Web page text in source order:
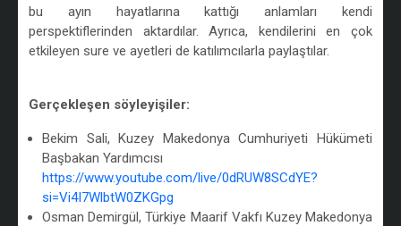
bu ayın hayatlarına kattığı anlamları kendi
perspektiflerinden aktardılar. Ayrıca, kendilerini en çok
etkileyen sure ve ayetleri de katılımcılarla paylaştılar.
Gerçekleşen söyleyişiler:
Bekim Sali, Kuzey Makedonya Cumhuriyeti Hükümeti
Başbakan Yardımcısı
https://www.youtube.com/live/0dRUW8SCdYE?
si=Vi4I7WlbtW0ZKGpg
Osman Demirgül, Türkiye Maarif Vakfı Kuzey Makedonya